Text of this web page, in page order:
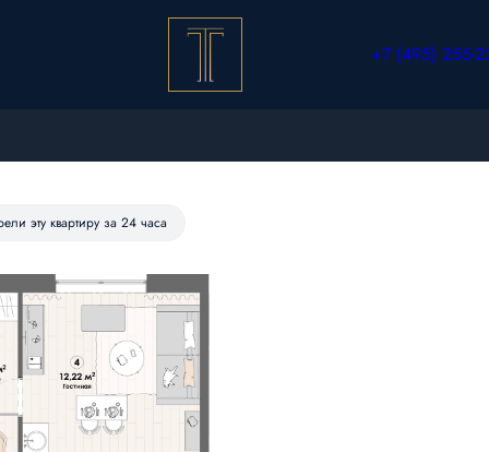
+7 (495) 255-
эту квартиру за 24 часа